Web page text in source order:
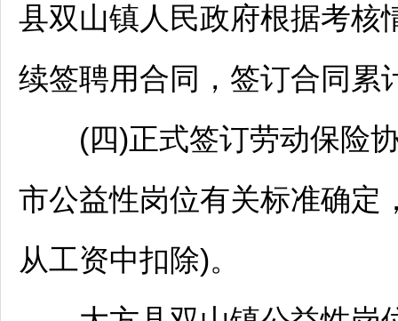
县双山镇人民政府根据考核
续签聘用合同，签订合同累
(四)正式签订劳动保险协
市公益性岗位有关标准确定
从工资中扣除)。